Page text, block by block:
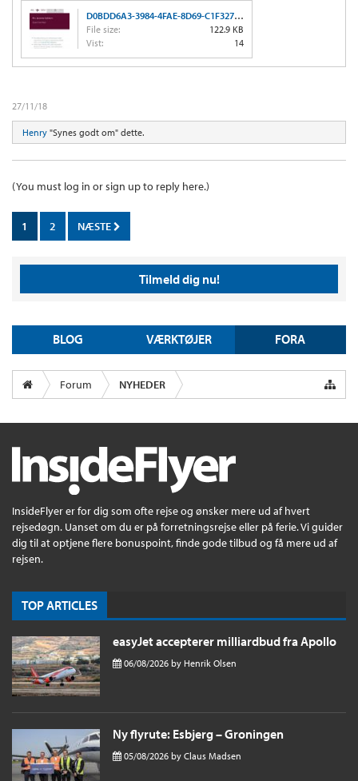
D0BDD6A3-3984-4FAE-8D69-C1F327E426AC.jpeg
File size:
122.9 KB
Vist:
14
27/11/18
Henry "Synes godt om" dette.
(You must log in or sign up to reply here.)
1 2 NÆSTE
Tilmeld dig nu!
BLOG VÆRKTØJER FORA
Forum NYHEDER
InsideFlyer er for dig som ofte rejse og ønsker mere ud af hvert
rejsedøgn. Uanset om du er på forretningsrejse eller på ferie. Vi guider
dig til at optjene flere bonuspoint, finde gode tilbud og få mere ud af
rejsen.
TOP ARTICLES
easyJet accepterer milliardbud fra Apollo
06/08/2026 by Henrik Olsen
Ny flyrute: Esbjerg – Groningen
05/08/2026 by Claus Madsen